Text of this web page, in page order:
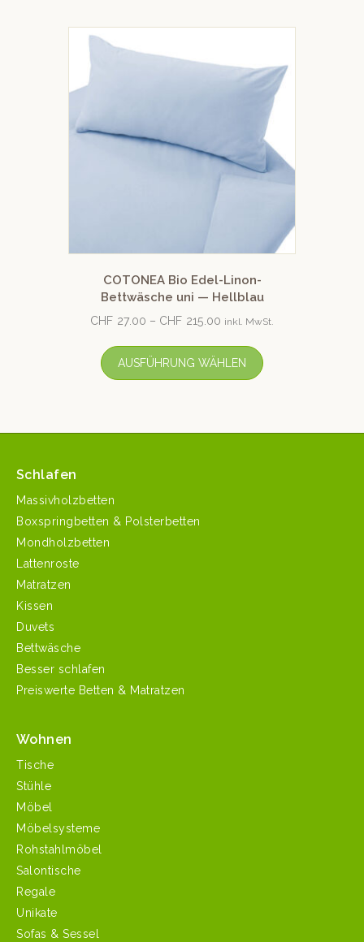
COTONEA Bio Edel-Linon-
Bettwäsche uni — Hellblau
CHF 27.00 – CHF 215.00 inkl. MwSt.
AUSFÜHRUNG WÄHLEN
Schlafen
Massivholzbetten
Boxspringbetten & Polsterbetten
Mondholzbetten
Lattenroste
Matratzen
Kissen
Duvets
Bettwäsche
Besser schlafen
Preiswerte Betten & Matratzen
Wohnen
Tische
Stühle
Möbel
Möbelsysteme
Rohstahlmöbel
Salontische
Regale
Unikate
Sofas & Sessel